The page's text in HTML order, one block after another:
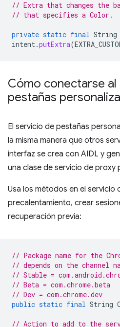
// Extra that changes the
// that specifies a Color.
private static final String
intent.putExtra(
Cómo conectarse
pestañas
El servicio de pestañas
la misma manera que otros
interfaz se crea con AIDL y
una clase de servicio de proxy
Usa los métodos en el servicio
precalentamiento, crear
recuperación previa:
// Package name for the
// depends on the channel
// Stable =
// Beta = com.chrome.beta
// Dev = com.chrome.dev
public static final String
// Action to add to the